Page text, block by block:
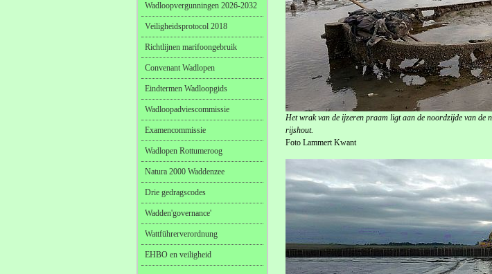
Het wrak van de ijzeren praam ligt aan de noordzijde van de
rijshout.
Foto Lammert Kwant
Wadloopvergunningen 2026-2032
Veiligheidsprotocol 2018
Richtlijnen marifoongebruik
Convenant Wadlopen
Eindtermen Wadloopgids
Wadloopadviescommissie
Examencommissie
Wadlopen Rottumeroog
Natura 2000 Waddenzee
Drie gedragscodes
Wadden'governance'
Wattführerverordnung
EHBO en veiligheid